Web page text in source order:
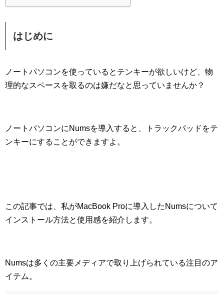
はじめに
ノートパソコンを使っているとテンキーが欲しいけど、物
理的なスペースを取るのは嫌だなと思っていませんか？
ノートパソコンにNumsを導入すると、トラックパッドをテ
ンキーにすることができますよ。
この記事では、私がMacBook Proに導入したNumsについて
インストール方法と使用感を紹介します。
Numsは多くの主要メディアで取り上げられている注目のア
イテム。